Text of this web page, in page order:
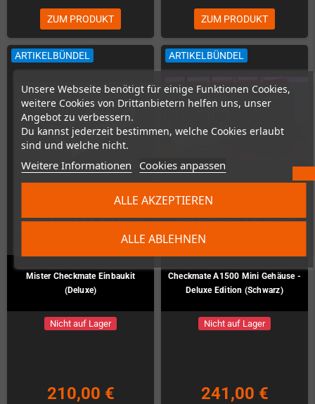
Unsere Webseite benötigt für einige Funktionen Cookies,
weitere Cookies von Drittanbietern helfen uns, unser
Angebot zu verbessern.
Du kannst jederzeit bestimmen, welche Cookies erlaubt
sind und welche nicht.
Weitere Informationen Cookies anpassen
ALLE ABLEHNEN
ALLE AKZEPTIEREN
ZUM PRODUKT ZUM PRODUKT
ARTIKELBÜNDEL
Mister Checkmate Einbaukit
(Deluxe)
Nicht auf Lager
210,00 €
ARTIKELBÜNDEL
Checkmate A1500 Mini Gehäuse -
Deluxe Edition (Schwarz)
Nicht auf Lager
241,00 €